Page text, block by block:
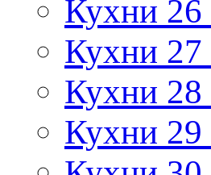
Кухни 26
Кухни 27
Кухни 28
Кухни 29